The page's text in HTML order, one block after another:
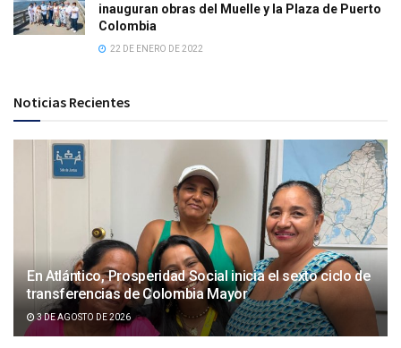
inauguran obras del Muelle y la Plaza de Puerto
Colombia
22 DE ENERO DE 2022
Noticias Recientes
En Atlántico, Prosperidad Social inicia el sexto ciclo de
transferencias de Colombia Mayor
3 DE AGOSTO DE 2026